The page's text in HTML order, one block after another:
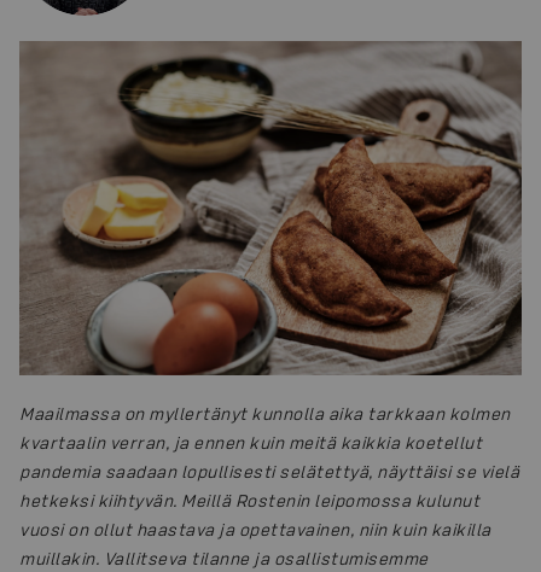
Maailmassa on myllertänyt kunnolla aika tarkkaan kolmen
kvartaalin verran, ja ennen kuin meitä kaikkia koetellut
pandemia saadaan lopullisesti selätettyä, näyttäisi se vielä
hetkeksi kiihtyvän. Meillä Rostenin leipomossa kulunut
vuosi on ollut haastava ja opettavainen, niin kuin kaikilla
muillakin. Vallitseva tilanne ja osallistumisemme